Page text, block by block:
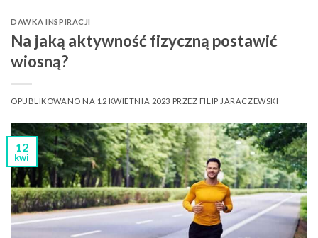
DAWKA INSPIRACJI
Na jaką aktywność fizyczną postawić
wiosną?
OPUBLIKOWANO NA 12 KWIETNIA 2023 PRZEZ FILIP JARACZEWSKI
12
kwi